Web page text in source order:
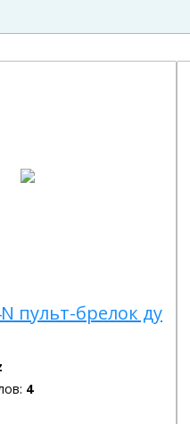
пульт-брелок ду
4